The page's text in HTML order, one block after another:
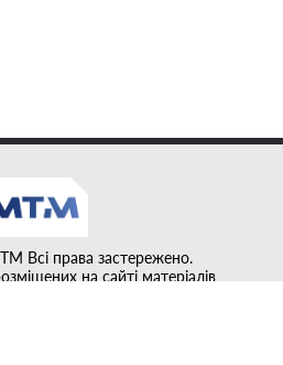
Всі права застережено.
на сайті матеріалів